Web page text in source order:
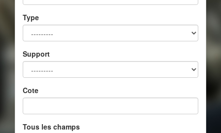
Type
Support
Cote
Tous les champs